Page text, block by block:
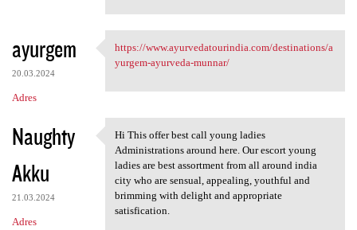
ayurgem
20.03.2024
Adres
https://www.ayurvedatourindia
https://www.ayurvedatourindia.com/destinations/a
yurgem-ayurveda-munnar/
Naughty
Akku
21.03.2024
Adres
Hi This offer best call young
Hi This offer best call young ladies
Administrations around here. Our escort young
ladies are best assortment from all around india
city who are sensual, appealing, youthful and
brimming with delight and appropriate
satisfication.